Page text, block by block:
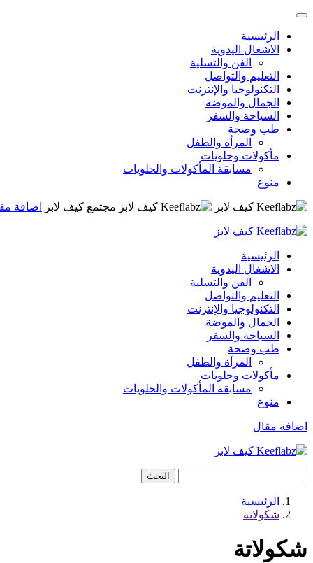
الرئيسية
الاشغال اليدوية
الفن والتسلية
التعليم والتواصل
التكنولوجيا والإنترنت
الجمال والموضة
السياحة والسفر
طب وصحة
المرأة والطفل
مأكولات وحلويات
مسابقة المأكولات والحلويات
منوع
مجتمع كيف لابز اضافة
الرئيسية
الاشغال اليدوية
الفن والتسلية
التعليم والتواصل
التكنولوجيا والإنترنت
الجمال والموضة
السياحة والسفر
طب وصحة
المرأة والطفل
مأكولات وحلويات
مسابقة المأكولات والحلويات
منوع
اضافة مقال
البحث
الرئيسية
شكولاتة
شكولاتة